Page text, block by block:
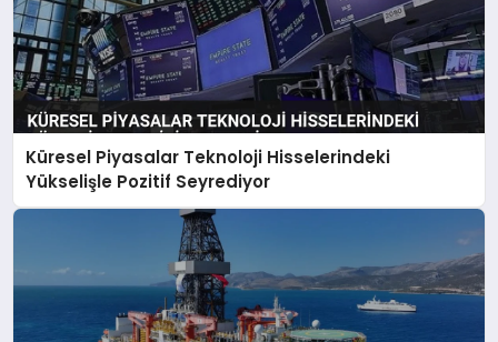
Küresel Piyasalar Teknoloji Hisselerindeki
Yükselişle Pozitif Seyrediyor